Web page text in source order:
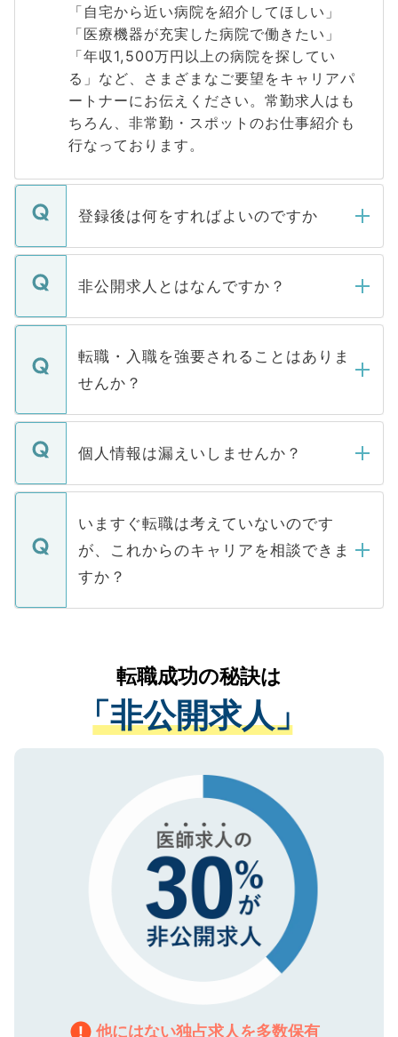
「自宅から近い病院を紹介してほしい」
「医療機器が充実した病院で働きたい」
「年収1,500万円以上の病院を探してい
る」など、さまざまなご要望をキャリアパ
ートナーにお伝えください。常勤求人はも
ちろん、非常勤・スポットのお仕事紹介も
行なっております。
登録後は何をすればよいのですか
ご登録いただきましたら、弊社担当者がご
登録内容を確認し、その後メールもしくは
ます。通常、5営業日以内にはご連絡をせて
いただきますので、しばらくお待ちくださ
非公開求人とはなんですか？
マイナビDOCTORで取り扱っている求人の
うち約3割は、Webサイトからご覧いただ
けない「非公開求人」です。非公開求人は
下記の理由によって、一般には公開してい
ません。
■応募殺到を避けるため 人気のある医療機
関を公にしてしまうと、応募が殺到する場
に、医療機関が求める条件に合った人材の
みを人材紹介会社に依頼するケースが増え
ています。
転職・入職を強要されることはありま
せんか？
転職・入職を強要することは一切ありませ
ん。また、仮に応募先から内定をいただい
定を承諾する必要はありません。内定先へ
の辞退の連絡はキャリアパートナーが行い
個人情報は漏えいしませんか？
個人情報が漏えいすることはありませんの
で、ご安心ください。当サイトからの登録
などで収集したご登録者様の個人情報は、
ご本人のキャリアアップおよび転職活動の
支援を目的に使用いたします。お預かりし
ているすべての個人データはご本人の許可
は、個人情報の取り扱いについての厳密な
管理基準を満たした事業者のみに付与され
る、プライバシーマークを取得済みです。
で、機密保持に関してもご安心ください。
いますぐ転職は考えていないのです
が、これからのキャリアを相談できま
すか？
かがいして、現在の医療機関の状況や紹介
経験をまじえながら、適切なアドバイスを
させていただきます。すぐにご転職をされ
ない方には、長期的なサポートが可能です
ので、まずはご登録ください。
転職成功の秘訣は
「非公開求人」
他にはない独占求人を多数保有